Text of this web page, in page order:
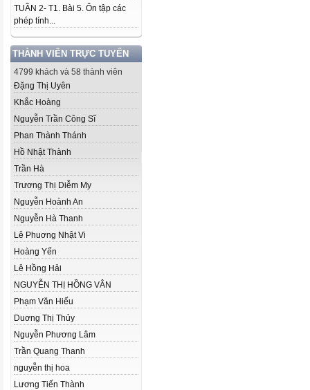
TUẦN 2- T1. Bài 5. Ôn tập các
phép tính...
THÀNH VIÊN TRỰC TUYẾN
4799 khách và 58 thành viên
Đặng Thị Uyên
Khắc Hoàng
Nguyễn Trần Công Sĩ
Phan Thành Thánh
Hồ Nhật Thành
Trần Hà
Trương Thị Diễm My
Nguyễn Hoành An
Nguyễn Hà Thanh
Lê Phuơng Nhật Vi
Hoàng Yến
Lê Hồng Hải
NGUYỄN THỊ HỒNG VÂN
Phạm Văn Hiếu
Duơng Thị Thủy
Nguyễn Phương Lâm
Trần Quang Thanh
nguyễn thị hoa
Lương Tiến Thành